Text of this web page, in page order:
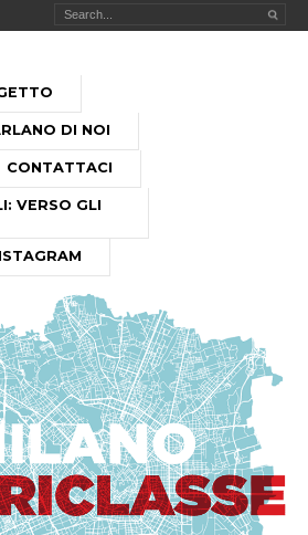
pageRSS feed
DI NOI
CONTATTACI
VERSO GLI